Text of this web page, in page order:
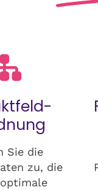
Sie die
zu, die